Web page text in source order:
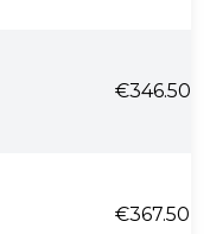
€346.50
€367.50